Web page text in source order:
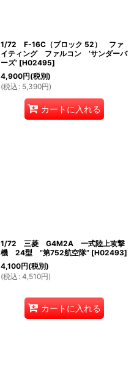
1/72 F-16C（ブロック 52） ファ
イティング ファルコン ’サンダーバ
ーズ’ [H02495]
4,900円(税別)
(税込 : 5,390円)
カートに入れる
1/72 三菱 G4M2A 一式陸上攻撃
機 24型 “第752航空隊” [H02493]
4,100円(税別)
(税込 : 4,510円)
カートに入れる